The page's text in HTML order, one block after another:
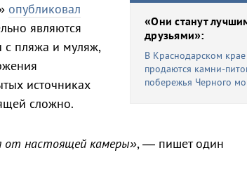
«Они станут
друзьями»:
В Краснодарском крае
продаются камни-
побережья Черного
опубликовал
являются
пляжа и муляж,
источниках
сложно.
от настоящей камеры», — пишет один